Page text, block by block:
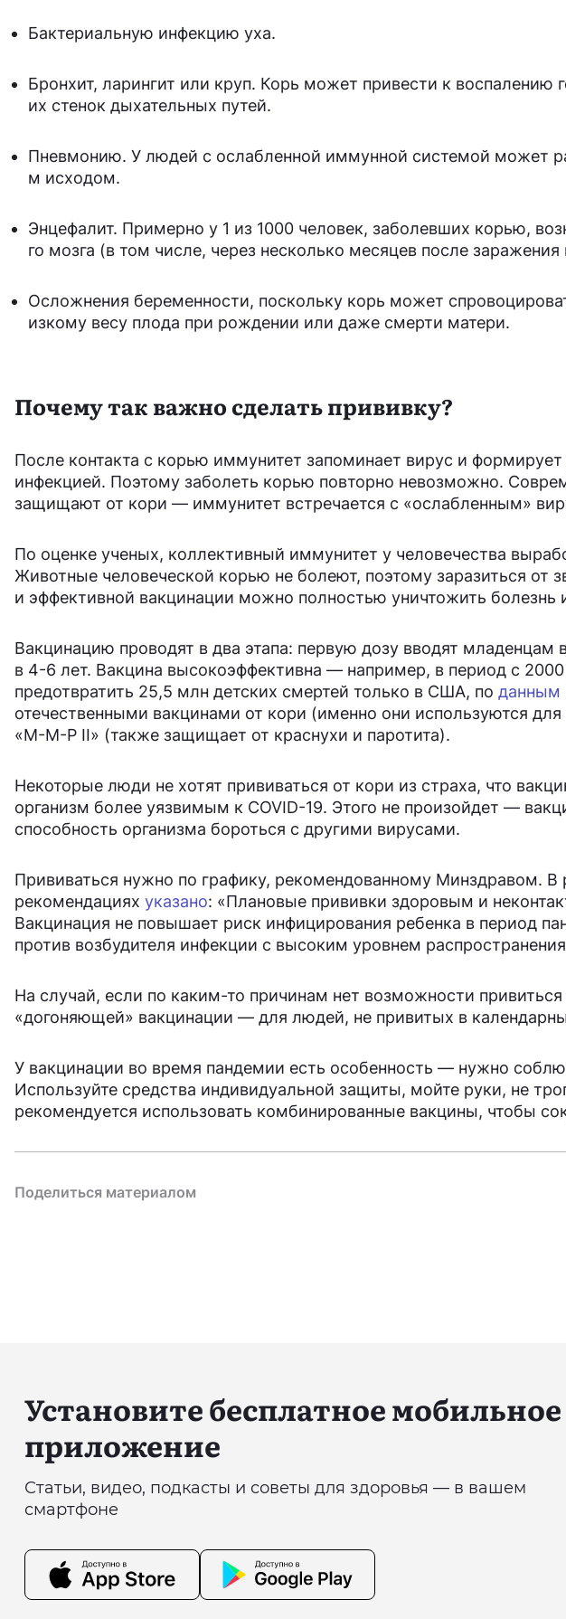
Бактериальную инфекцию уха.
Бронхит, ларингит или круп. Корь может привести к воспалению
их стенок дыхательных путей.
Пневмонию. У людей с ослабленной иммунной системой может
м исходом.
Энцефалит. Примерно у 1 из 1000 человек, заболевших корью,
го мозга (в том числе, через несколько месяцев после
Осложнения беременности, поскольку корь может
изкому весу плода при рождении или даже смерти матери.
Почему так важно сделать прививку?
После контакта с корью иммунитет запоминает вирус и
инфекцией. Поэтому заболеть корью повторно невозможно.
защищают от кори — иммунитет встречается с «ослабленным»
По оценке ученых, коллективный иммунитет у человечества
Животные человеческой корью не болеют, поэтому заразиться от
и эффективной вакцинации можно полностью уничтожить болезнь
Вакцинацию проводят в два этапа: первую дозу вводят младенцам
в 4-6 лет. Вакцина высокоэффективна — например, в период с
предотвратить 25,5 млн детских смертей только в США, по данным
отечественными вакцинами от кори (именно они используются
«М-М-Р II» (также защищает от краснухи и паротита).
Некоторые люди не хотят прививаться от кори из страха, что
организм более уязвимым к COVID-19. Этого не произойдет —
способность организма бороться с другими вирусами.
Прививаться нужно по графику, рекомендованному Минздравом. В
рекомендациях указано: «Плановые прививки здоровым и
Вакцинация не повышает риск инфицирования ребенка в период
против возбудителя инфекции с высоким уровнем
На случай, если по каким-то причинам нет возможности
«догоняющей» вакцинации — для людей, не привитых в
У вакцинации во время пандемии есть особенность — нужно
Используйте средства индивидуальной защиты, мойте руки, не
рекомендуется использовать комбинированные вакцины, чтобы
Поделиться материалом
Установите бесплатное мобильное
приложение
Статьи, видео, подкасты и советы для здоровья — в вашем
смартфоне